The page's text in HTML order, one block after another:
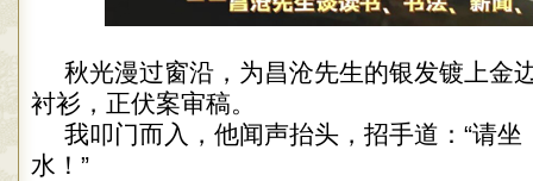
秋光漫过窗沿，为昌沧先生的银发镀上金
衬衫，正伏案审稿。
我叩门而入，他闻声抬头，招手道：“请坐
水！”